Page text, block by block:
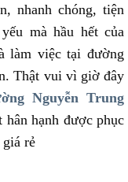
nhanh chóng, tiện
mà hầu hết của
làm việc tại đường
Thật vui vì giờ đây
Nguyễn Trung
hạnh được phục
rẻ